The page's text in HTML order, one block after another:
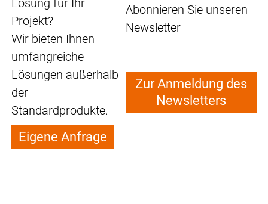
Lösung für Ihr
Projekt?
Wir bieten Ihnen
umfangreiche
Lösungen außerhalb
der
Standardprodukte.
Eigene Anfrage
Abonnieren Sie unseren
Newsletter
Zur Anmeldung des
Newsletters